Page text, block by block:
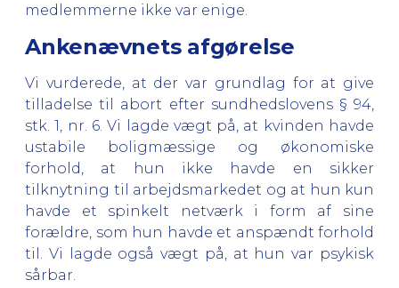
medlemmerne ikke var enige.
Ankenævnets afgørelse
Vi vurderede, at der var grundlag for at give
tilladelse til abort efter sundhedslovens § 94,
stk. 1, nr. 6. Vi lagde vægt på, at kvinden havde
ustabile boligmæssige og økonomiske
forhold, at hun ikke havde en sikker
tilknytning til arbejdsmarkedet og at hun kun
havde et spinkelt netværk i form af sine
forældre, som hun havde et anspændt forhold
til. Vi lagde også vægt på, at hun var psykisk
sårbar.